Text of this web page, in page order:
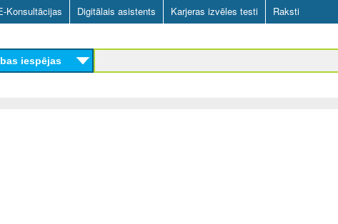
Skip
to
main
content
Konsultācijas Digitālais asistents Karjeras izvēles testi Raksti
iespējas